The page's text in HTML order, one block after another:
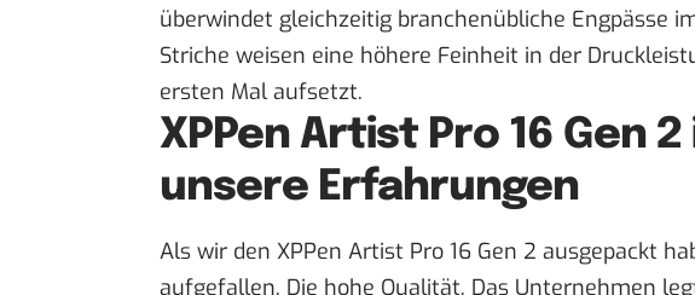
überwindet gleichzeitig branchenübliche Engpässe
Striche weisen eine höhere Feinheit in der
ersten Mal aufsetzt.
XPPen Artist Pro 16 Gen 2
unsere Erfahrungen
Als wir den XPPen Artist Pro 16 Gen 2 ausgepackt
aufgefallen. Die hohe Qualität. Das Unternehmen